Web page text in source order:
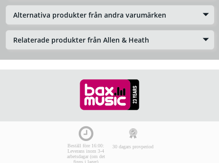
Alternativa produkter från andra varumärken
Relaterade produkter från Allen & Heath
Beställ före 16:00:
Leverans inom 3-4
arbetsdagar (om det
finns i lager)
30 dagars provperiod